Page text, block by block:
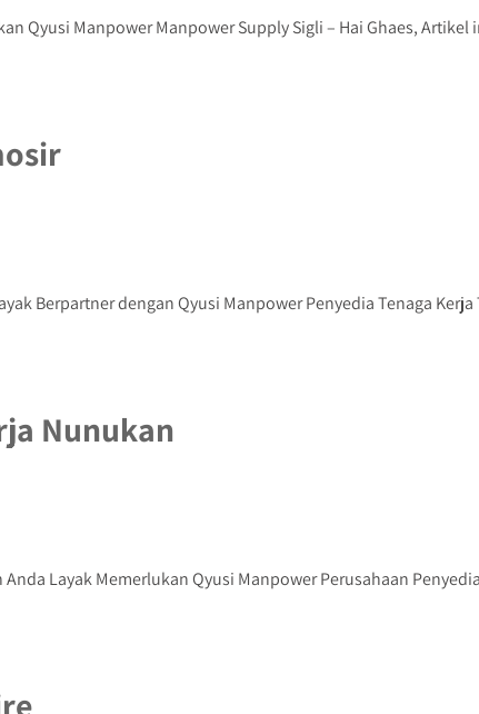
Qyusi Manpower Manpower Supply Sigli – Hai Ghaes, Artikel
Berpartner dengan Qyusi Manpower Penyedia Tenaga Kerja
Nunukan
Layak Memerlukan Qyusi Manpower Perusahaan